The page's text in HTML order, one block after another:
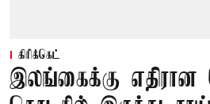
கிரிக்கெட்
இலங்கைக்கு